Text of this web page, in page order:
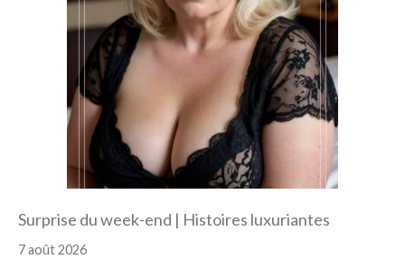
Surprise du week-end | Histoires luxuriantes
7 août 2026